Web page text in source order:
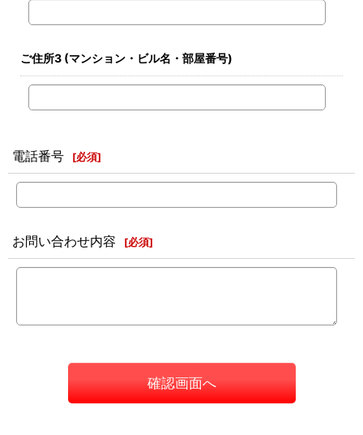
ご住所3 (マンション・ビル名・部屋番号)
電話番号 [必須]
お問い合わせ内容 [必須]
確認画面へ